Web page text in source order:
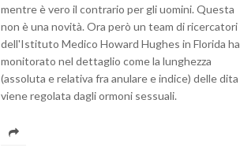
mentre è vero il contrario per gli uomini. Questa
non è una novità. Ora però un team di ricercatori
dell'Istituto Medico Howard Hughes in Florida ha
monitorato nel dettaglio come la lunghezza
(assoluta e relativa fra anulare e indice) delle dita
viene regolata dagli ormoni sessuali.